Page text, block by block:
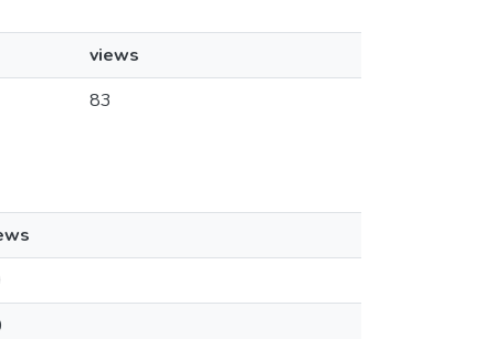
views
83